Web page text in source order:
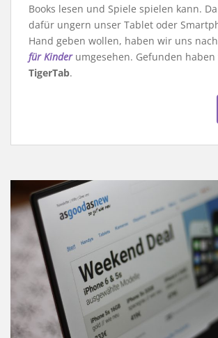
Books lesen und Spiele spielen kann.
dafür ungern unser Tablet oder
Hand geben wollen, haben wir uns
für Kinderumgesehen. Gefunden haben
TigerTab.